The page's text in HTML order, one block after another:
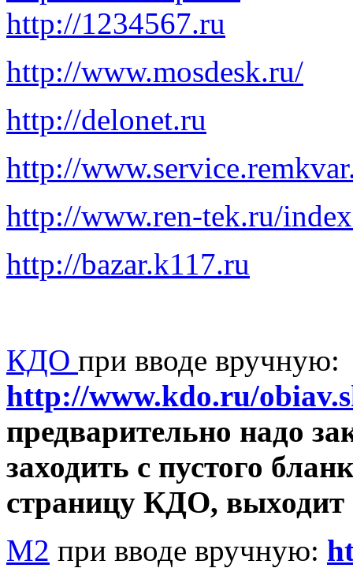
http://1234567.ru
http://www.mosdesk.ru/
http://delonet.ru
http://
http://www.ren-tek.ru/
http://bazar.k117.ru
КДО при вводе вручную:
http://www.kdo.ru/
предварительно надо
заходить с пустого
страницу КДО, выходит
М2 при вводе вручную: